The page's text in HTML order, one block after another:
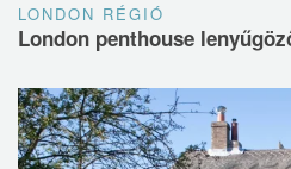
LONDON RÉGIÓ
London penthouse